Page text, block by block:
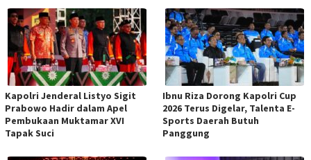
Kapolri Jenderal Listyo Sigit
Prabowo Hadir dalam Apel
Pembukaan Muktamar XVI
Tapak Suci
Ibnu Riza Dorong Kapolri Cup
2026 Terus Digelar, Talenta E-
Sports Daerah Butuh
Panggung